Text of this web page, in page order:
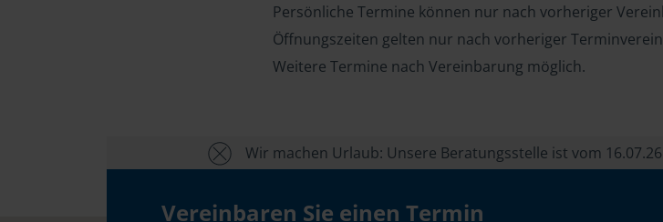
Persönliche Termine können nur nach vorheriger
Öffnungszeiten gelten nur nach vorheriger
Weitere Termine nach Vereinbarung möglich.
Wir machen Urlaub: Unsere Beratungsstelle ist vom
Vereinbaren Sie einen Termin